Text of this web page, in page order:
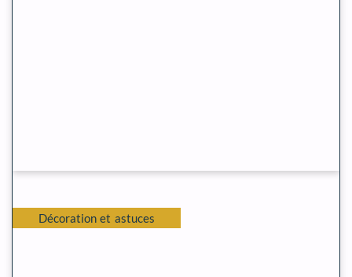
Décoration et astuces